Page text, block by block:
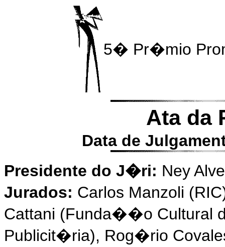
5� Pr�mio
Ata da
Data de
Presidente do J�ri: Ney
Jurados: Carlos Manzoli
Cattani (Funda��o Cultural
Publicit�ria), Rog�rio